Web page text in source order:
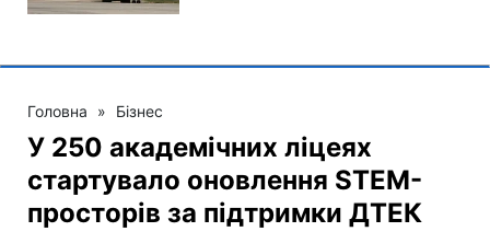
Головна » Бізнес
У 250 академічних ліцеях
стартувало оновлення STEM-
просторів за підтримки ДТЕК​‌